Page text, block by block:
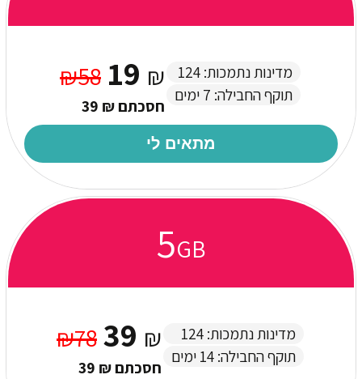
מדינות נתמכות: 124
תוקף החבילה: 7 ימים
₪
₪58
חסכתם ₪ 39
מתאים לי
מדינות נתמכות: 124
תוקף החבילה: 14 ימים
₪
₪78
חסכתם ₪ 39
5GB